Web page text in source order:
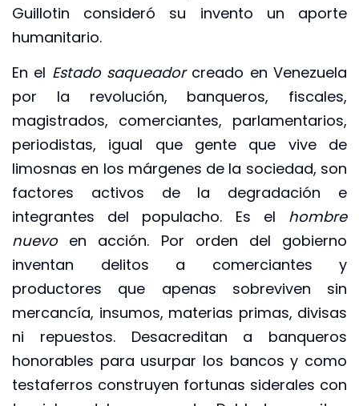
Guillotin consideró su invento un aporte
humanitario.
En el Estado saqueadorcreado en Venezuela
por la revolución, banqueros, fiscales,
magistrados, comerciantes, parlamentarios,
periodistas, igual que gente que vive de
limosnas en los márgenes de la sociedad, son
factores activos de la degradación e
integrantes del populacho. Es el hombre
nuevoen acción. Por orden del gobierno
inventan delitos a comerciantes y
productores que apenas sobreviven sin
mercancía, insumos, materias primas, divisas
ni repuestos. Desacreditan a banqueros
honorables para usurpar los bancos y como
testaferros construyen fortunas siderales con